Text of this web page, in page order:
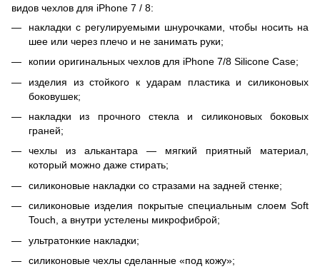
видов чехлов для iPhone 7 / 8:
накладки с регулируемыми шнурочками, чтобы носить на
шее или через плечо и не занимать руки;
копии оригинальных чехлов для iPhone 7/8 Silicone Case;
изделия из стойкого к ударам пластика и силиконовых
боковушек;
накладки из прочного стекла и силиконовых боковых
граней;
чехлы из алькантара — мягкий приятный материал,
который можно даже стирать;
силиконовые накладки со стразами на задней стенке;
силиконовые изделия покрытые специальным слоем Soft
Touch, а внутри устелены микрофиброй;
ультратонкие накладки;
силиконовые чехлы сделанные «под кожу»;